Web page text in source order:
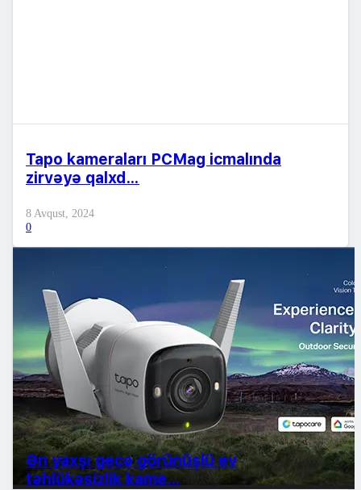
Tapo kameraları PCMag icmalında
zirvəyə qalxd…
8 Avqust, 2024
0
Ən yaxşı gecə görünüşlü ev
təhlükəsizlik kame…